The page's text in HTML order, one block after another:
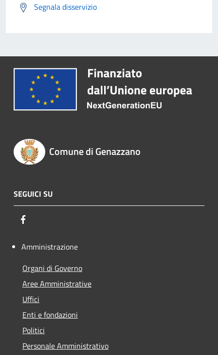
Segnala disservizio
Comune di Genazzano
SEGUICI SU
Amministrazione
Organi di Governo
Aree Amministrative
Uffici
Enti e fondazioni
Politici
Personale Amministrativo